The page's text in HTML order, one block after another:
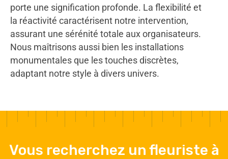
porte une signification profonde. La flexibilité et
la réactivité caractérisent notre intervention,
assurant une sérénité totale aux organisateurs.
Nous maîtrisons aussi bien les installations
monumentales que les touches discrètes,
adaptant notre style à divers univers.
Vous recherchez un fleuriste à